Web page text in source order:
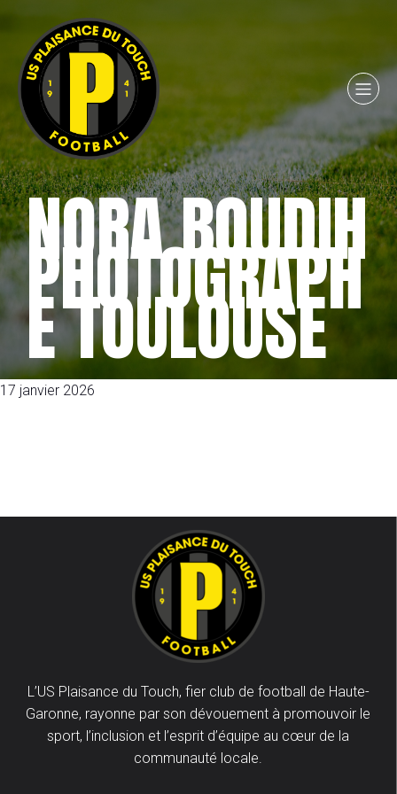
NORA BOUDIH
PHOTOGRAPH
E TOULOUSE
17 janvier 2026
L’US Plaisance du Touch, fier club de football de Haute-
Garonne, rayonne par son dévouement à promouvoir le
sport, l’inclusion et l’esprit d’équipe au cœur de la
communauté locale.